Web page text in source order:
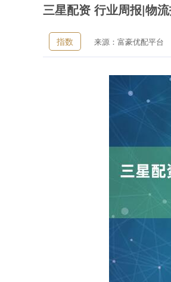
三星配资 行业周报|物
指数 来源：富豪优配平台